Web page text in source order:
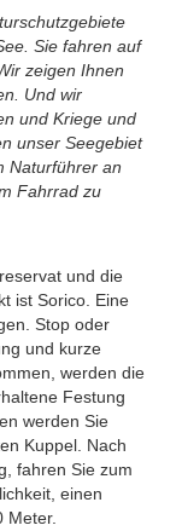
Sie fahren auf
zeigen Ihnen
Und wir
und Kriege und
unser Seegebiet
Naturführer an
Fahrrad zu
und die
ist Sorico. Eine
Stop oder
und kurze
werden die
Festung
werden Sie
Kuppel. Nach
fahren Sie zum
einen
Meter.